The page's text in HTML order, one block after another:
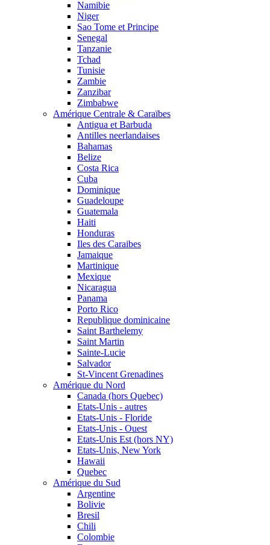
Namibie
Niger
Sao Tome et Principe
Senegal
Tanzanie
Tchad
Tunisie
Zambie
Zanzibar
Zimbabwe
Amérique Centrale & Caraïbes
Antigua et Barbuda
Antilles neerlandaises
Bahamas
Belize
Costa Rica
Cuba
Dominique
Guadeloupe
Guatemala
Haiti
Honduras
Iles des Caraibes
Jamaique
Martinique
Mexique
Nicaragua
Panama
Porto Rico
Republique dominicaine
Saint Barthelemy
Saint Martin
Sainte-Lucie
Salvador
St-Vincent Grenadines
Amérique du Nord
Canada (hors Quebec)
Etats-Unis - autres
Etats-Unis - Floride
Etats-Unis - Ouest
Etats-Unis Est (hors NY)
Etats-Unis, New York
Hawaii
Quebec
Amérique du Sud
Argentine
Bolivie
Bresil
Chili
Colombie